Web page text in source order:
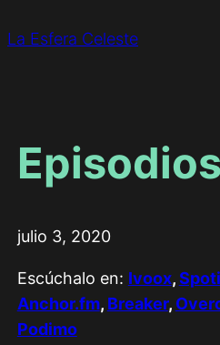
La Esfera Celeste
Episodios
julio 3, 2020
Escúchalo en: Ivoox,
Anchor.fm, Breaker,
Podimo